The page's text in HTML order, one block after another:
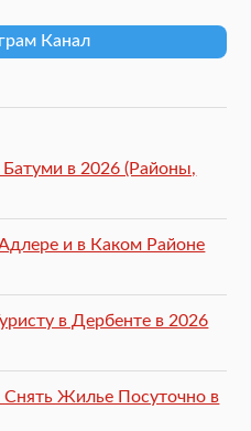
Канал
в 2026 (Районы,
и в Каком Районе
в Дербенте в 2026
Снять Жилье Посуточно в